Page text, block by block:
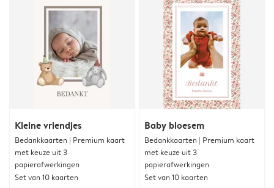
Kleine vriendjes
Bedankkaarten | Premium kaart
met keuze uit 3
papierafwerkingen
Set van 10 kaarten
Baby bloesem
Bedankkaarten | Premium kaart
met keuze uit 3
papierafwerkingen
Set van 10 kaarten